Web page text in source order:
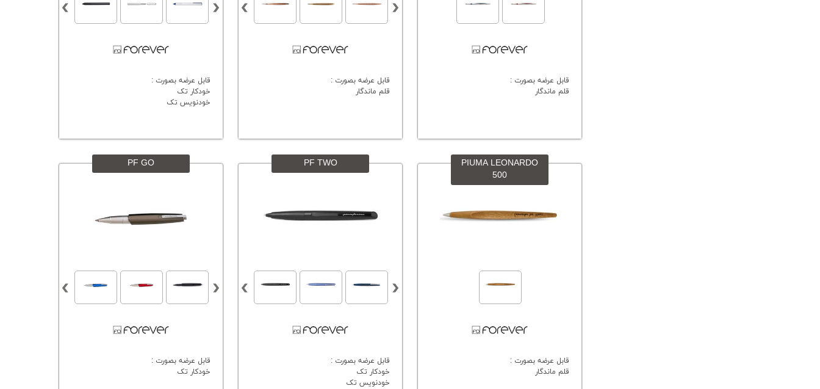
قابل عرضه بصورت :
قلم ماندگار
قابل عرضه بصورت :
قلم ماندگار
قابل عرضه بصورت :
خودکار تک
خودنویس تک
PIUMA LEONARDO
500
قابل عرضه بصورت :
قلم ماندگار
PF TWO
قابل عرضه بصورت :
خودکار تک
خودنویس تک
PF GO
قابل عرضه بصورت :
خودکار تک